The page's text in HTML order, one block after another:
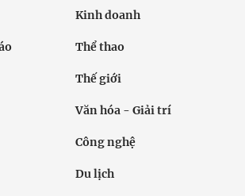
Kinh doanh
Thể thao
Thế giới
Văn hóa - Giải trí
Công nghệ
Du lịch